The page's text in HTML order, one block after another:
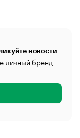
новости
личный бренд